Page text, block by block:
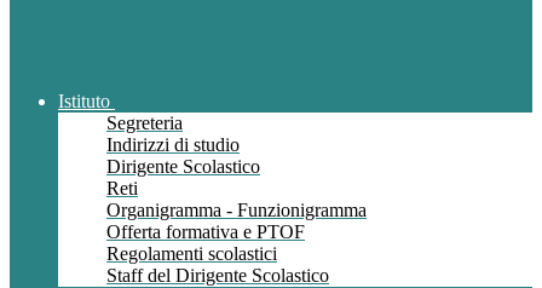
Istituto
Segreteria
Indirizzi di studio
Dirigente Scolastico
Reti
Organigramma - Funzionigramma
Offerta formativa e PTOF
Regolamenti scolastici
Staff del Dirigente Scolastico